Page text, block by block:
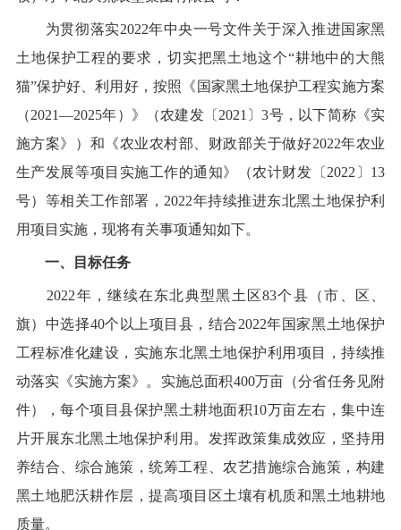
为贯彻落实2022年中央一号文件关于深入推进国家黑
土地保护工程的要求， 切实把黑土地这个“耕地中的大熊
猫”保护好、利用好， 按照《国家黑土地保护工程实施方案
（2021—2025年）》（农建发〔 2021 〕3号，以下简称《实
施方案》
） 和《农业农村部 财政部关于做好2022年农业
生产发展等项目实施工作的通知》 （农计财发 〔 2022 〕 13
号） 等相关工作部署， 2022年持续推进东北黑土地保护利
用项目 实施， 现将有关事项通知如下。
一、目标任务
2022年，继续在东北典型黑土区83个县（市、区、
旗）中选择40个 以上项目县， 结合2022年国家黑土地保护
工程标准化建设 ， 实施东北黑土地保护利用项目，持续推
动落实《实施方案》。实施总面积400万亩 （分省任务见附
件）
，每个项目县保护黑土耕地面积10万亩左右 ，集中连
片开展东北黑土地保护利用 。 发挥政策集成效应，坚持用
养结合、综合施策，统筹工程、农艺措施综合施策，构建
黑土地肥沃耕作层，提高项目区土壤有机质和黑土地耕地
质量。